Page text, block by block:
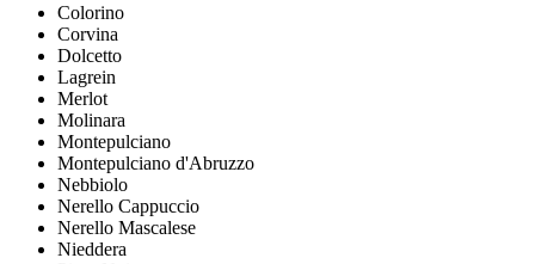
Colorino
Corvina
Dolcetto
Lagrein
Merlot
Molinara
Montepulciano
Montepulciano d'Abruzzo
Nebbiolo
Nerello Cappuccio
Nerello Mascalese
Nieddera